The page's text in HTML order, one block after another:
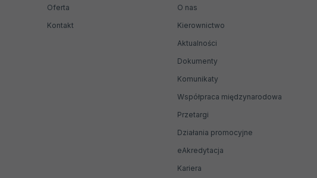
Oferta
Kontakt
O nas
Kierownictwo
Aktualności
Dokumenty
Komunikaty
Współpraca międzynarodowa
Przetargi
Działania promocyjne
eAkredytacja
Kariera